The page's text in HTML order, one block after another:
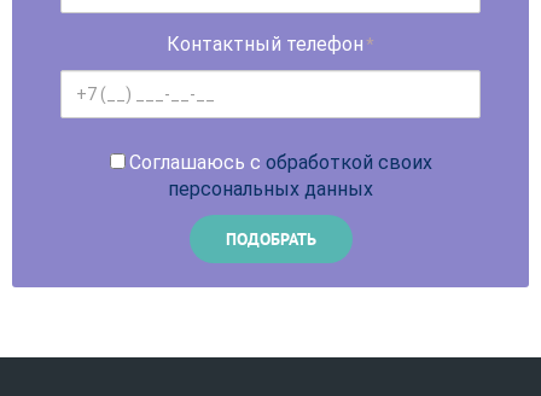
Контактный телефон *
Соглашаюсь с обработкой своих
персональных данных